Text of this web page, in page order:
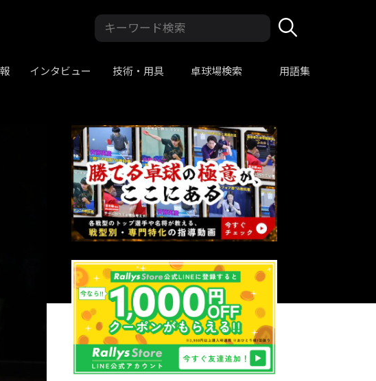
インタビュー 技術・用具 卓球場検索 用語集